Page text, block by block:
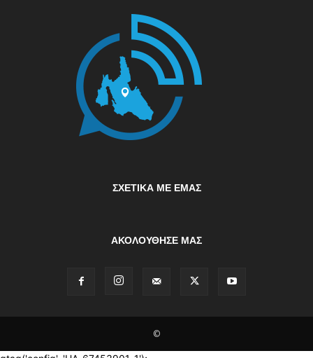
ΣΧΕΤΙΚΆ ΜΕ ΕΜΆΣ
ΑΚΟΛΟΥΘΗΣΕ ΜΑΣ
©